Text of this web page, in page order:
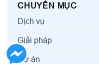
CHUYÊN MỤC
Dịch vụ
Giải pháp
Dự án